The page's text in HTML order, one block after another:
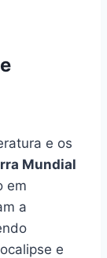
e os
Mundial
em
a
e